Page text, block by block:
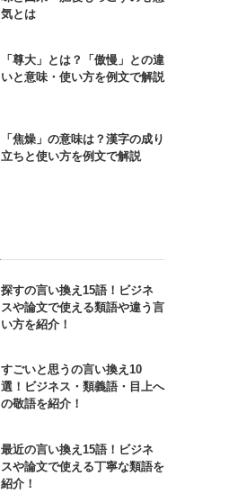
気とは
「尊大」とは？「傲慢」との違
いと意味・使い方を例文で解説
「焦燥」の意味は？漢字の成り
立ちと使い方を例文で解説
探すの言い換え15語！ビジネ
スや論文で使える類語や違う言
い方を紹介！
すごいと思うの言い換え10
選！ビジネス・類義語・目上へ
の敬語を紹介！
最近の言い換え15語！ビジネ
スや論文で使える丁寧な類語を
紹介！